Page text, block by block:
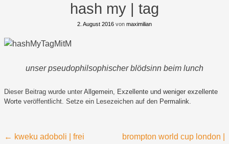
hash my | tag
2. August 2016 von maximilian
unser pseudophilsophischer blödsinn beim lunch
Dieser Beitrag wurde unter Allgemein, Exzellente und weniger exzellente
Worte veröffentlicht. Setze ein Lesezeichen auf den Permalink.
Beitragsnavigation
← kweku adoboli | frei
brompton world cup london |